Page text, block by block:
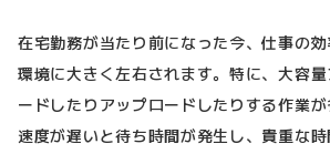
在宅勤務が当たり前になった今、仕事の
環境に大きく左右されます。特に、大容
ードしたりアップロードしたりする作業
速度が遅いと待ち時間が発生し、貴重な